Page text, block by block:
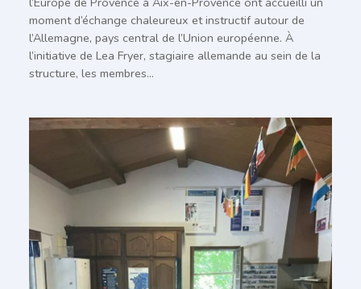
moment d’échange chaleureux et instructif autour de
l’Allemagne, pays central de l’Union européenne. À
l’initiative de Lea Fryer, stagiaire allemande au sein de la
structure, les membres…